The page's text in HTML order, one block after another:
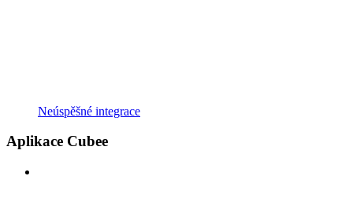
Neúspěšné integrace
Aplikace Cubee